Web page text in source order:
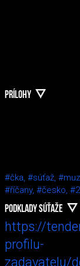
PRÍLOHY
#čka, #súťaž,
#říčany, #česko,
PODKLADY SÚŤAŽE
https://
profilu-
zadavatelu/